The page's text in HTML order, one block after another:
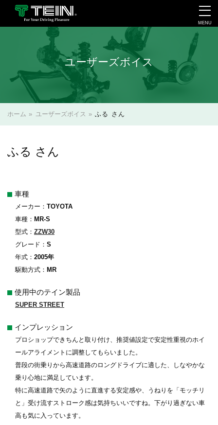
会社案内・採用・IR
MENU
ユーザーズボイス
ホーム » ユーザーズボイス »ふる さん
ふる さん
車種
メーカー： TOYOTA
車種： MR-S
型式： ZZW30
グレード： S
年式： 2005年
駆動方式： MR
使用中のテイン製品
SUPER STREET
インプレッション
プロショップできちんと取り付け、推奨値設定で安定性重視のホイ
ールアライメントに調整してもらいました。
普段の街乗りから高速道路のロングドライブに適した、しなやかな
乗り心地に満足しています。
特に高速道路で矢のように直進する安定感や、うねりを「モッチリ
と」受け流すストローク感は気持ちいいですね。下がり過ぎない車
高も気に入っています。